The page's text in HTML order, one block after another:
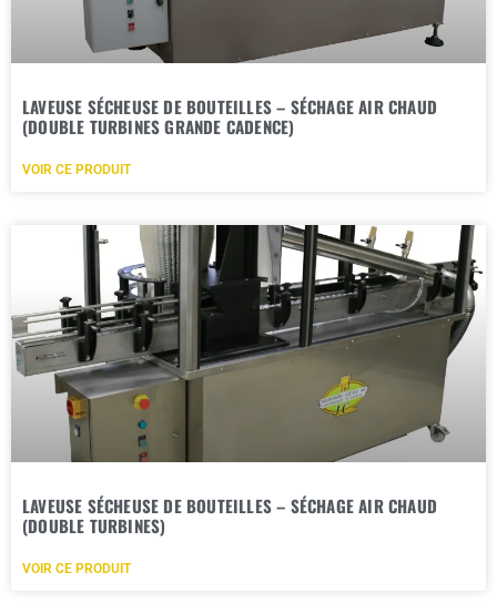
LAVEUSE SÉCHEUSE DE BOUTEILLES – SÉCHAGE AIR CHAUD
(DOUBLE TURBINES GRANDE CADENCE)
VOIR CE PRODUIT
LAVEUSE SÉCHEUSE DE BOUTEILLES – SÉCHAGE AIR CHAUD
(DOUBLE TURBINES)
VOIR CE PRODUIT